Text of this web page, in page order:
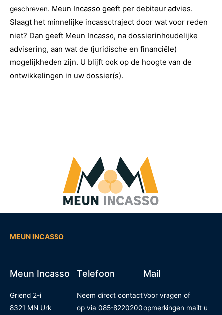
geschreven. Meun Incasso geeft per debiteur advies.
Slaagt het minnelijke incassotraject door wat voor reden
niet? Dan geeft Meun Incasso, na dossierinhoudelijke
advisering, aan wat de (juridische en financiële)
mogelijkheden zijn. U blijft ook op de hoogte van de
ontwikkelingen in uw dossier(s).
MEUN INCASSO
Meun Incasso
Griend 2-i
8321 MN Urk
Telefoon
Neem direct contact
op via 085-8220200
Mail
Voor vragen of
opmerkingen mailt u